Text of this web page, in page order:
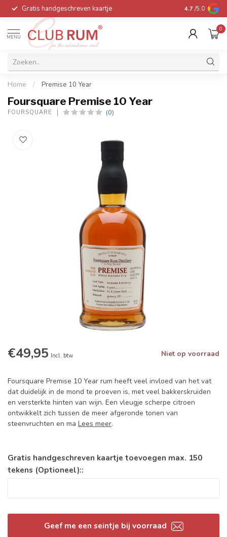
Gratis handgeschreven kaartje Voor 16:00
4.7 /5.0
MENU
0
Home / Premise 10 Year
Foursquare Premise 10 Year
FOURSQUARE (0)
€49,95 Incl. btw Niet op voorraad
Foursquare Premise 10 Year rum heeft veel invloed van het vat
dat duidelijk in de mond te proeven is, met veel bakkerskruiden
en versterkte hinten van wijn. Een vleugje scherpe citroen
ontwikkelt zich tussen de meer afgeronde tonen van
steenvruchten en ma Lees meer.
Gratis handgeschreven kaartje toevoegen max. 150
tekens (Optioneel)::
Geef me een seintje bij voorraad